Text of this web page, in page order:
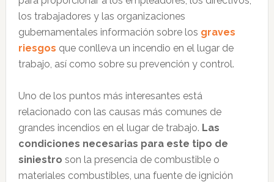
los trabajadores y las organizaciones
gubernamentales información sobre los graves
riesgos que conlleva un incendio en el lugar de
trabajo, así como sobre su prevención y control.
Uno de los puntos más interesantes está
relacionado con las causas más comunes de
grandes incendios en el lugar de trabajo. Las
condiciones necesarias para este tipo de
siniestro son la presencia de combustible o
materiales combustibles, una fuente de ignición